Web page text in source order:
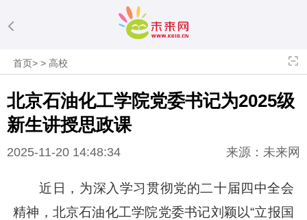
首页>>高校
北京石油化工学院党委书记为2025级
新生讲授思政课
2025-11-20 14:48:34 来源：未来网
近日，为深入学习贯彻党的二十届四中全会
精神，北京石油化工学院党委书记刘颖以“立报国